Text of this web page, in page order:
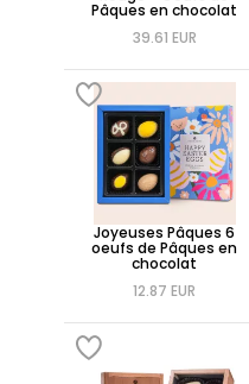
Pâques en chocolat
39.61 EUR
Joyeuses Pâques 6
oeufs de Pâques en
chocolat
12.87 EUR